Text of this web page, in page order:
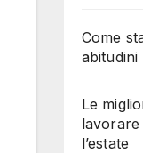
Come
abitudini
Le
l’estate